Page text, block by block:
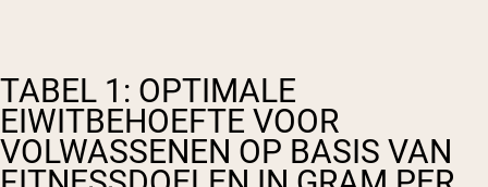
TABEL 1: OPTIMALE
EIWITBEHOEFTE VOOR
VOLWASSENEN OP BASIS VAN